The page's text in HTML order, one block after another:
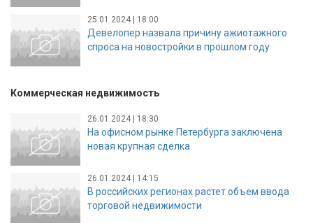
25.01.2024 | 18:00
Девелопер назвала причину ажиотажного
спроса на новостройки в прошлом году
Коммерческая недвижимость
26.01.2024 | 18:30
На офисном рынке Петербурга заключена
новая крупная сделка
26.01.2024 | 14:15
В российских регионах растет объем ввода
торговой недвижимости